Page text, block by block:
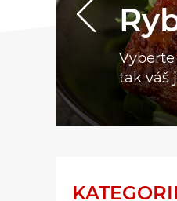
tak váš